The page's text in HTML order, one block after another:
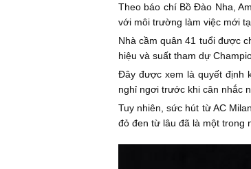
Theo báo chí Bồ Đào Nha,
với môi trường làm việc mới
Nhà cầm quân 41 tuổi được
hiệu và suất tham dự
Đây được xem là quyết định
nghỉ ngơi trước khi cân nhắc
Tuy nhiên, sức hút từ AC
đỏ đen từ lâu đã là một trong